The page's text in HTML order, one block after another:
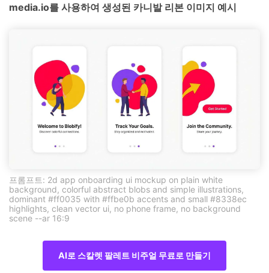
media.io를 사용하여 생성된 카니발 리본 이미지 예시
프롬프트: 2d app onboarding ui mockup on plain white
background, colorful abstract blobs and simple illustrations,
dominant #ff0035 with #ffbe0b accents and small #8338ec
highlights, clean vector ui, no phone frame, no background
scene --ar 16:9
AI로 스칼렛 팔레트 비주얼 무료로 만들기